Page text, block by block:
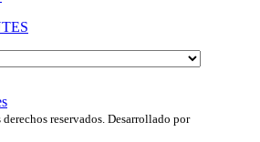
reservados. Desarrollado por